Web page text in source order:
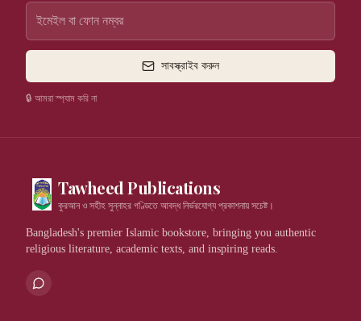
সাবস্ক্রাইব করুন
🔒 আমরা স্প্যাম করি না
Tawheed Publications
কুরআন ও সহীহ সুন্নাহর গণ্ডিতে আবদ্ধ নির্ভরযোগ্য প্রকাশনায় সচেষ্ট।
Bangladesh's premier Islamic bookstore, bringing you authentic
religious literature, academic texts, and inspiring reads.